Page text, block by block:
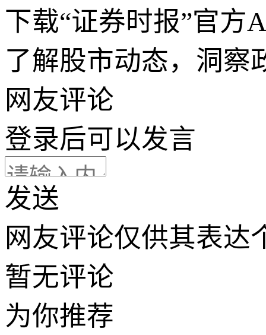
下载“证券时报”官方
了解股市动态，洞察
网友评论
登录后可以发言
发送
网友评论仅供其表达
暂无评论
为你推荐